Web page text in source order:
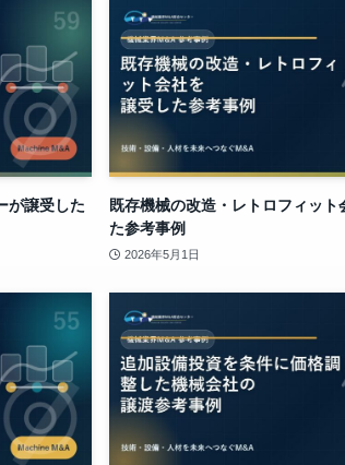
が譲受した
既存機械の改造・レトロフィット
た参考事例
2026年5月1日